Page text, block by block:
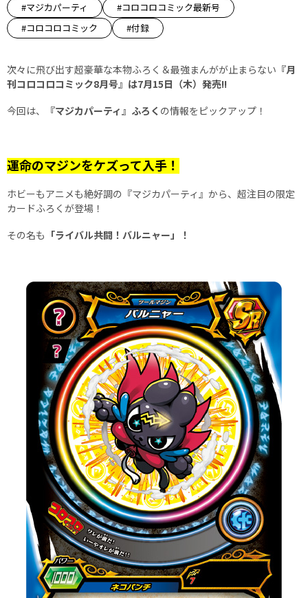
#マジカパーティ
#コロコロコミック最新号
#コロコロコミック
#付録
次々に飛び出す超豪華な本物ふろく＆最強まんがが止まらない 『月
刊コロコロコミック8月号』は7月15日（木）発売!!
今回は、
『マジカパーティ』ふろく の情報をピックアップ！
運命のマジンをケズって入手！
ホビーもアニメも絶好調の『マジカパーティ』から、超注目の限定
カードふろくが登場！
その名も 「ライバル共闘！バルニャー」！